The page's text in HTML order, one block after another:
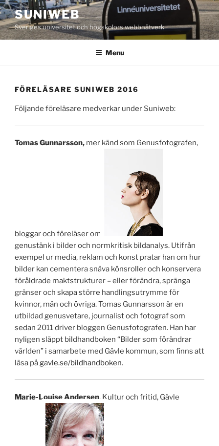
Skip
to
content
SUNIWEB
Sveriges universitet och högskolors webbnätverk
Menu
FÖRELÄSARE SUNIWEB 2016
Följande föreläsare medverkar under Suniweb:
Tomas Gunnarsson, mer känd som Genusfotografen,
bloggar och föreläser om .
genustänk i bilder och normkritisk bildanalys. Utifrån
exempel ur media, reklam och konst pratar han om hur
bilder kan cementera snäva könsroller och konservera
föråldrade maktstrukturer – eller förändra, spränga
gränser och skapa större handlingsutrymme för
kvinnor, män och övriga. Tomas Gunnarsson är en
utbildad genusvetare, journalist och fotograf som
sedan 2011 driver bloggen Genusfotografen. Han har
nyligen släppt bildhandboken “Bilder som förändrar
världen” i samarbete med Gävle kommun, som finns att
läsa pågavle.se/bildhandboken.
Marie-Louise Andersen, Kultur och fritid, Gävle